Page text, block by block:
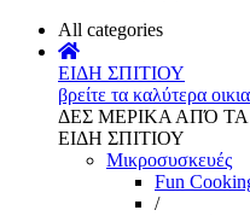
All categories
ΕΙΔΗ ΣΠΙΤΙΟΥ
βρείτε τα καλύτερα
ΔΕΣ ΜΕΡΙΚΑ ΑΠΌ
ΕΙΔΗ ΣΠΙΤΙΟΥ
Μικροσυσκευές
Fun
/